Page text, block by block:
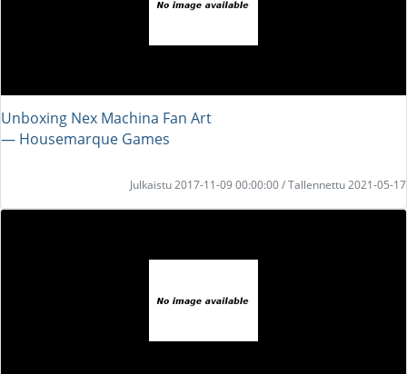
Unboxing Nex Machina Fan Art
― Housemarque Games
Julkaistu 2017-11-09 00:00:00 / Tallennettu 2021-05-17